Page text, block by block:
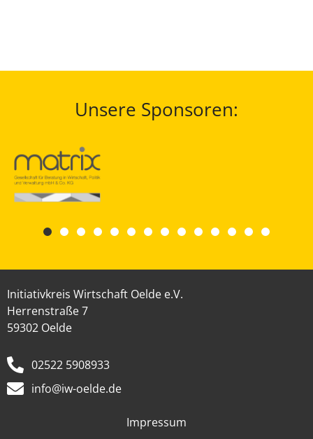
Unsere Sponsoren:
Initiativkreis Wirtschaft Oelde e.V.
Herrenstraße 7
59302 Oelde
02522 5908933
info@iw-oelde.de
Impressum